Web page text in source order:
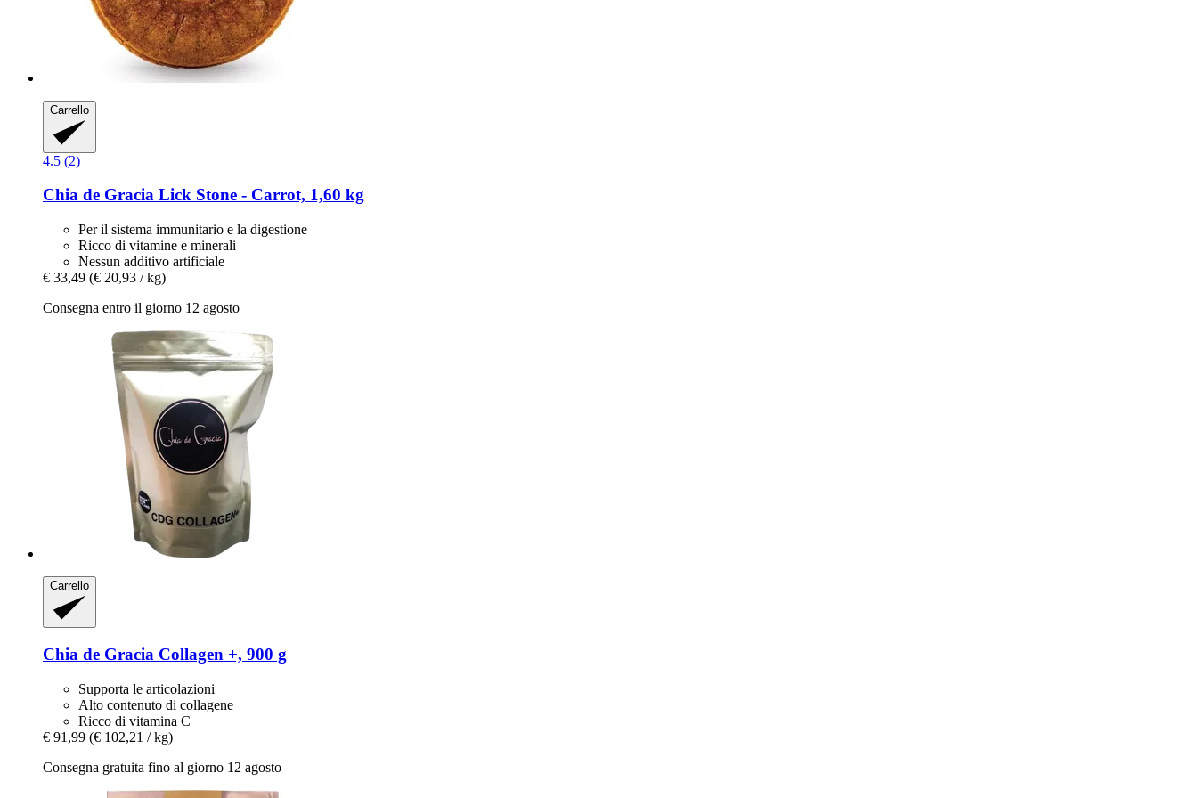
Carrello
4.5 (2)
Chia de Gracia Lick Stone -​ Carrot, 1,60 kg
Per il sistema immunitario e la digestione
Ricco di vitamine e minerali
Nessun additivo artificiale
€ 33,49 (€ 20,93 / kg)
Consegna entro il giorno 12 agosto
Carrello
Chia de Gracia Collagen +, 900 g
Supporta le articolazioni
Alto contenuto di collagene
Ricco di vitamina C
€ 91,99 (€ 102,21 / kg)
Consegna gratuita fino al giorno 12 agosto